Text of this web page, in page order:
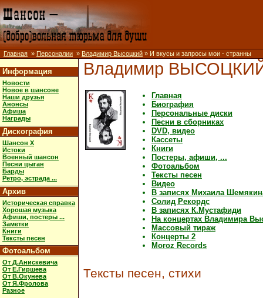
Главная » Персоналии » Владимир Высоцкий » И вкусы и запросы мои - странны
Информация
Новости
Новое в шансоне
Наши друзья
Анонсы
Афиша
Награды
Дискография
Шансон X
Истоки
Военный шансон
Песни цыган
Барды
Ретро, эстрада ...
Архив
Историческая справка
Хорошая музыка
Афиши, постеры ...
Заметки
Книги
Тексты песен
Фотоальбом
От Д.Анискевича
От Е.Гиршева
От В.Окунева
От Я.Фролова
Разное
Владимир
Главная
Биография
Персональные диски
Песни в сборниках
DVD, видео
Кассеты
Книги
Постеры, афиши, ...
Фотоальбом
Тексты песен
Видео
В записях Михаила
Солид Рекордс
В записях К.Мустафиди
На концертах Владимира
Массовый тираж
Концерты 2
Moroz Records
Тексты песен, стихи